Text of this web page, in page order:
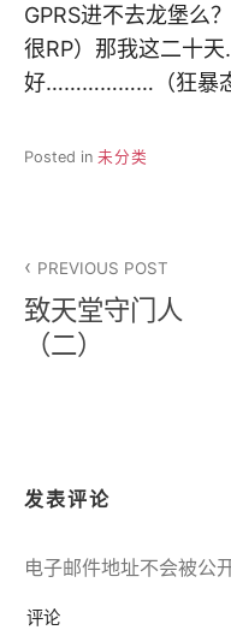
GPRS进不去龙堡么
很RP）那我这二十
好………………（狂暴态
Posted in 未分类
章
导
PREVIOUS POST
致天堂守门人
（二）
发表评论
电子邮件地址不会被公开
评论